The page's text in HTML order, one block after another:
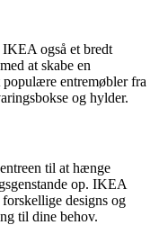
også et bredt
at skabe en
entremøbler fra
og hylder.
til at hænge
op. IKEA
designs og
til dine behov.